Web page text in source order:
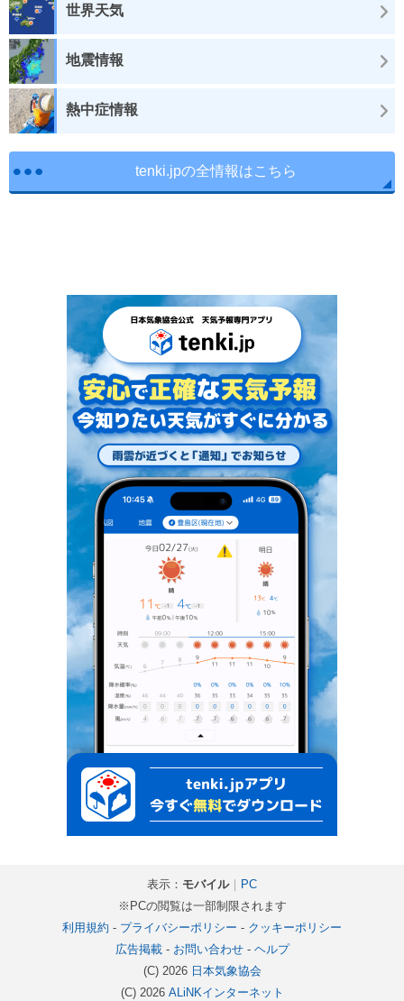
世界天気
地震情報
熱中症情報
tenki.jpの全情報はこちら
表示： モバイル｜
PC
※PCの閲覧は一部制限されます
利用規約 - プライバシーポリシー - クッキーポリシー
広告掲載- お問い合わせ- ヘルプ
(C) 2026 日本気象協会
(C) 2026 ALiNKインターネット